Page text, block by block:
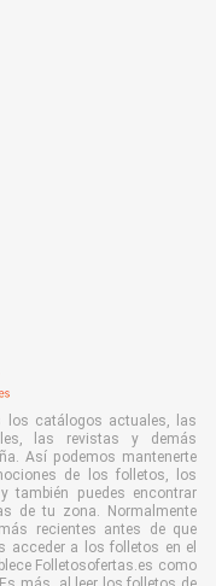
los catálogos actuales, las
las revistas y demás
Así podemos mantenerte
de los folletos, los
también puedes encontrar
de tu zona. Normalmente
recientes antes de que
acceder a los folletos en el
Folletosofertas.es como